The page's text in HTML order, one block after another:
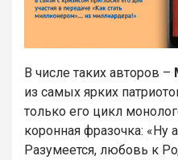
В числе таких авторов –
из самых ярких
только его цикл
коронная фразочка: «Ну
Разумеется, любовь к